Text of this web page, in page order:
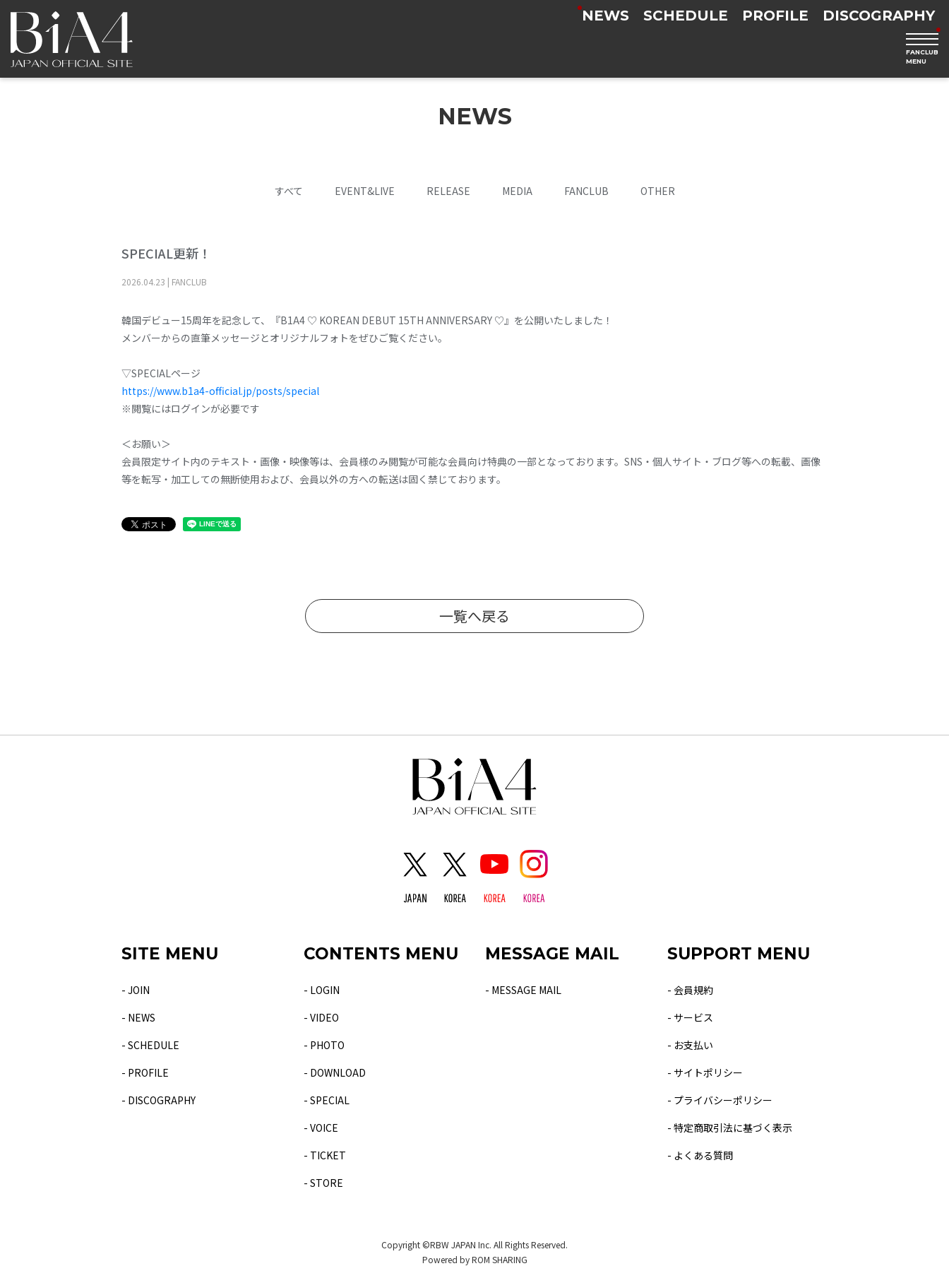
NEWS SCHEDULE PROFILE DISCOGRAPHY
FANCLUB
MENU
NEWS
すべて EVENT&LIVE RELEASE MEDIA FANCLUB OTHER
SPECIAL更新！
2026.04.23 | FANCLUB
韓国デビュー15周年を記念して、『B1A4 ♡ KOREAN DEBUT 15TH ANNIVERSARY ♡』を公開いたしました！
メンバーからの直筆メッセージとオリジナルフォトをぜひご覧ください。
▽SPECIALページ
https://www.b1a4-official.jp/posts/special
※閲覧にはログインが必要です
＜お願い＞
会員限定サイト内のテキスト・画像・映像等は、会員様のみ閲覧が可能な会員向け特典の一部となっております。SNS・個人サイト・ブログ等への転載、画像
等を転写・加工しての無断使用および、会員以外の方への転送は固く禁じております。
一覧へ戻る
SITE MENU
- JOIN
- NEWS
- SCHEDULE
- PROFILE
- DISCOGRAPHY
CONTENTS MENU
- LOGIN
- VIDEO
- PHOTO
- DOWNLOAD
- SPECIAL
- VOICE
- TICKET
- STORE
MESSAGE MAIL
- MESSAGE MAIL
SUPPORT MENU
- 会員規約
- サービス
- お支払い
- サイトポリシー
- プライバシーポリシー
- 特定商取引法に基づく表示
- よくある質問
Copyright ©RBW JAPAN Inc. All Rights Reserved.
Powered by ROM SHARING